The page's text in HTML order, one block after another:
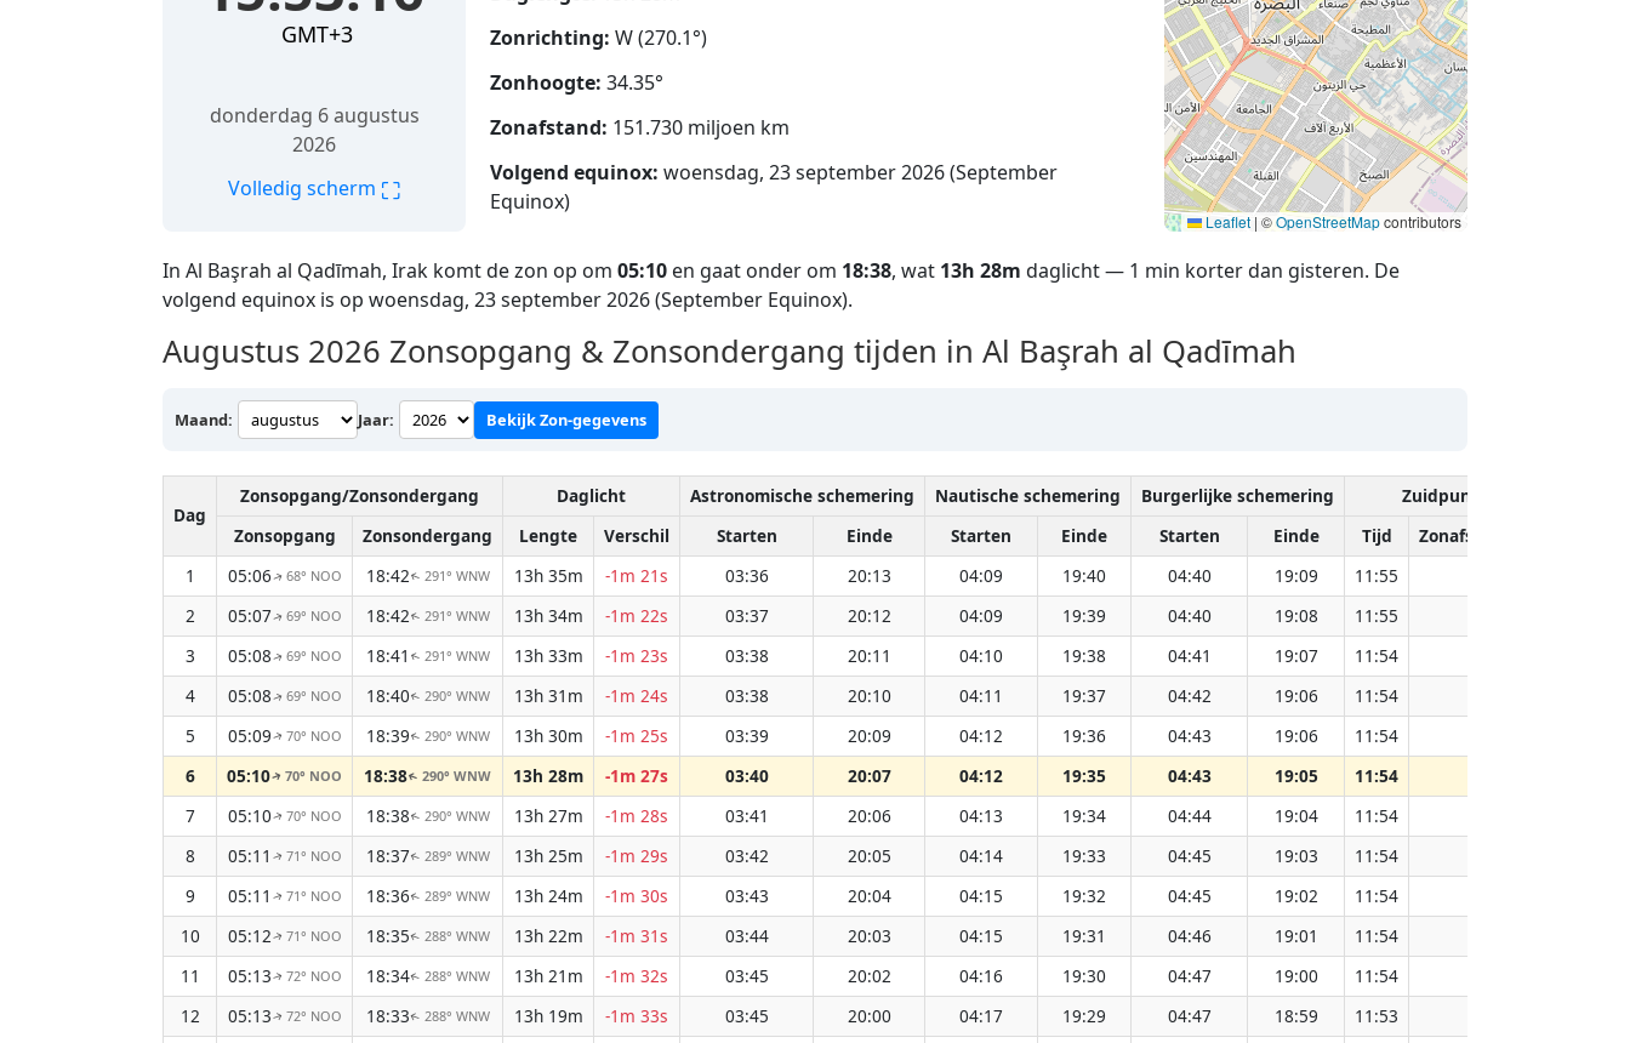
GMT+3
donderdag 6 augustus
2026
Volledig scherm ⛶
Zonrichting: W (270.1°)
Zonhoogte: 34.35°
Zonafstand: 151.730 miljoen km
Volgend equinox: woensdag, 23 september 2026 (September
Equinox)
Leaflet | ©OpenStreetMapcontributors
In Al Başrah al Qadīmah, Irak komt de zon op om 05:10 en gaat onder om 18:38, wat 13h 28m daglicht — 1 min korter dan gisteren. De
volgend equinox is op woensdag, 23 september 2026 (September Equinox).
Augustus 2026 Zonsopgang & Zonsondergang tijden in Al Başrah al Qadīmah
Maand: Jaar: Bekijk Zon-gegevens
Dag
Zonsopgang/Zonsondergang Daglicht Astronomische schemering Nautische schemering Burgerlijke schemering
Zuidpunt van de zon
Zonsopgang
Zonsondergang Lengte Verschil Starten Einde Starten Einde Starten Einde Tijd
Zonafstand (Miljoen km)
1
05:06↑ 68° NOO 18:42↑ 291° WNW 13h 35m -1m 21s 03:36 20:13 04:09 19:40 04:40 19:09 11:55
2
05:07↑ 69° NOO 18:42↑ 291° WNW 13h 34m -1m 22s 03:37 20:12 04:09 19:39 04:40 19:08 11:55
3
05:08↑ 69° NOO 18:41 ↑ 291° WNW 13h 33m -1m 23s 03:38 20:11 04:10 19:38 04:41 19:07 11:54
4
05:08↑ 69° NOO 18:40↑ 290° WNW 13h 31m -1m 24s 03:38 20:10 04:11 19:37 04:42 19:06 11:54
5
05:09↑ 70° NOO 18:39↑ 290° WNW 13h 30m -1m 25s 03:39 20:09 04:12 19:36 04:43 19:06 11:54
6
05:10↑70° NOO 18:38↑290° WNW 13h 28m -1m 27s 03:40 20:07 04:12 19:35 04:43 19:05 11:54
7
05:10↑ 70° NOO 18:38↑ 290° WNW 13h 27m -1m 28s 03:41 20:06 04:13 19:34 04:44 19:04 11:54
8
05:11 ↑ 71° NOO 18:37↑ 289° WNW 13h 25m -1m 29s 03:42 20:05 04:14 19:33 04:45 19:03 11:54
9
05:11 ↑ 71° NOO 18:36↑ 289° WNW 13h 24m -1m 30s 03:43 20:04 04:15 19:32 04:45 19:02 11:54
10
05:12↑ 71° NOO 18:35↑ 288° WNW 13h 22m -1m 31s 03:44 20:03 04:15 19:31 04:46 19:01 11:54
11
05:13↑ 72° NOO 18:34↑ 288° WNW 13h 21m -1m 32s 03:45 20:02 04:16 19:30 04:47 19:00 11:54
12
05:13↑ 72° NOO 18:33↑ 288° WNW 13h 19m -1m 33s 03:45 20:00 04:17 19:29 04:47 18:59 11:53